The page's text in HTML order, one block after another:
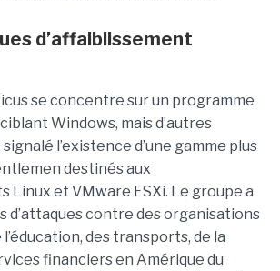
d’affaiblissement
se concentre sur un programme
Windows, mais d’autres
l’existence d’une gamme plus
destinés aux
Linux et VMware ESXi. Le groupe a
d’attaques contre des organisations
des transports, de la
financiers en Amérique du